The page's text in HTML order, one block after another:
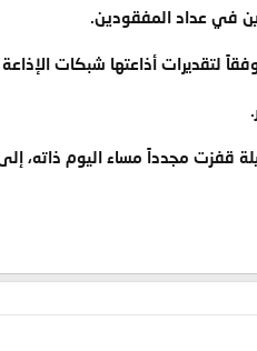
لتقديرات أذاعتها شبكات الإذاعة